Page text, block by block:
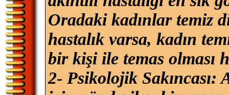
Oradaki kadınlar temiz
hastalık varsa, kadın
bir kişi ile temas olması
2- Psikolojik Sakıncası: